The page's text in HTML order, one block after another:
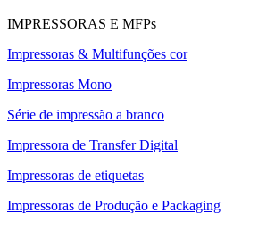
IMPRESSORAS E MFPs
Impressoras & Multifunções cor
Impressoras Mono
Série de impressão a branco
Impressora de Transfer Digital
Impressoras de etiquetas
Impressoras de Produção e Packaging